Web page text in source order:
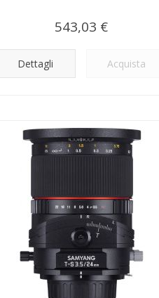
543,03 €
Dettagli Acquista